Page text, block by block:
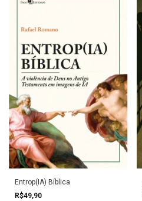
Entrop(IA) Bíblica
R$49,90